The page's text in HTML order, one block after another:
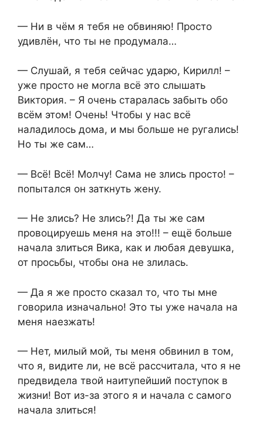
— Ни в чём я тебя не обвиняю! Просто
удивлён, что ты не продумала…
— Слушай, я тебя сейчас ударю, Кирилл! –
уже просто не могла всё это слышать
Виктория. – Я очень старалась забыть обо
всём этом! Очень! Чтобы у нас всё
наладилось дома, и мы больше не ругались!
Но ты же сам…
— Всё! Всё! Молчу! Сама не злись просто! –
попытался он заткнуть жену.
— Не злись? Не злись?! Да ты же сам
провоцируешь меня на это!!! – ещё больше
начала злиться Вика, как и любая девушка,
от просьбы, чтобы она не злилась.
— Да я же просто сказал то, что ты мне
говорила изначально! Это ты уже начала на
меня наезжать!
— Нет, милый мой, ты меня обвинил в том,
что я, видите ли, не всё рассчитала, что я не
предвидела твой наитупейший поступок в
жизни! Вот из-за этого я и начала с самого
начала злиться!